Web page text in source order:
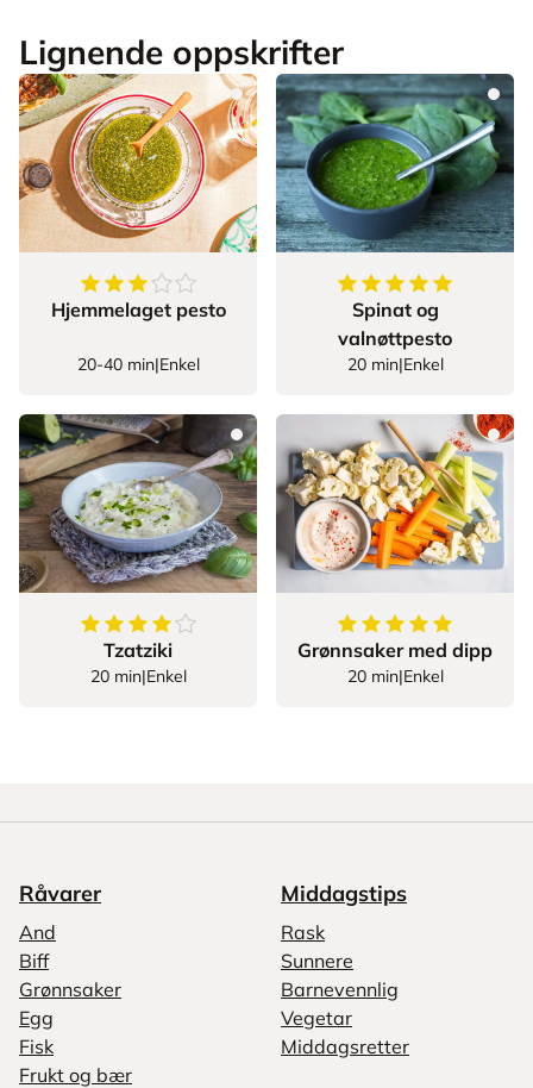
Lignende oppskrifter
3.75av5stjerner
Hjemmelaget pesto
20-40 min|Enkel
5av5stjerner
Spinat og
valnøttpesto
20 min|Enkel
4.25av 5stjerner
Tzatziki
20 min|Enkel
5av5stjerner
Grønnsaker med dipp
20 min|Enkel
Råvarer
And
Biff
Grønnsaker
Egg
Fisk
Frukt og bær
Middagstips
Rask
Sunnere
Barnevennlig
Vegetar
Middagsretter